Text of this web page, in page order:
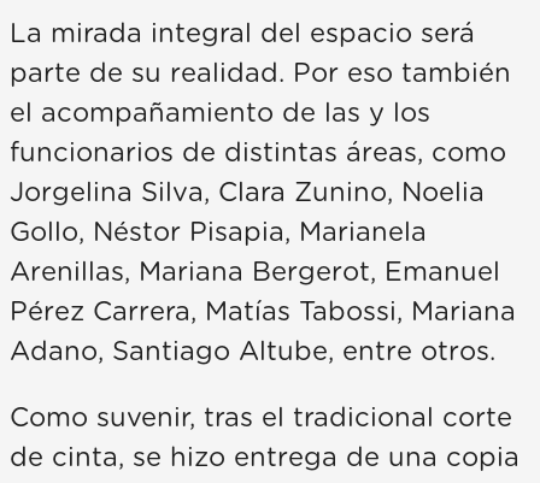
La mirada integral del espacio será
parte de su realidad. Por eso también
el acompañamiento de las y los
funcionarios de distintas áreas, como
Jorgelina Silva, Clara Zunino, Noelia
Gollo, Néstor Pisapia, Marianela
Arenillas, Mariana Bergerot, Emanuel
Pérez Carrera, Matías Tabossi, Mariana
Adano, Santiago Altube, entre otros.
Como suvenir, tras el tradicional corte
de cinta, se hizo entrega de una copia